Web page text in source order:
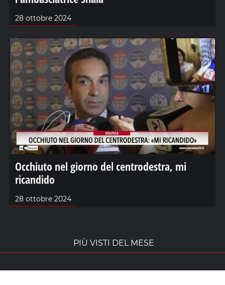
28 ottobre 2024
Occhiuto nel giorno del centrodestra, mi
ricandido
28 ottobre 2024
PIÙ VISTI DEL MESE